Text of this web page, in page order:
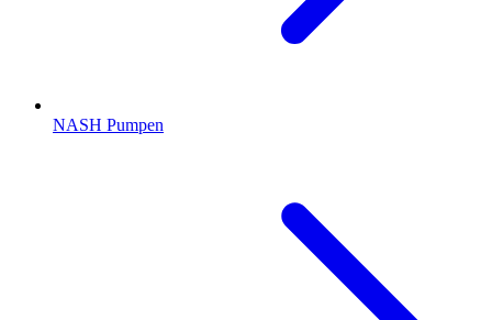
NASH Pumpen